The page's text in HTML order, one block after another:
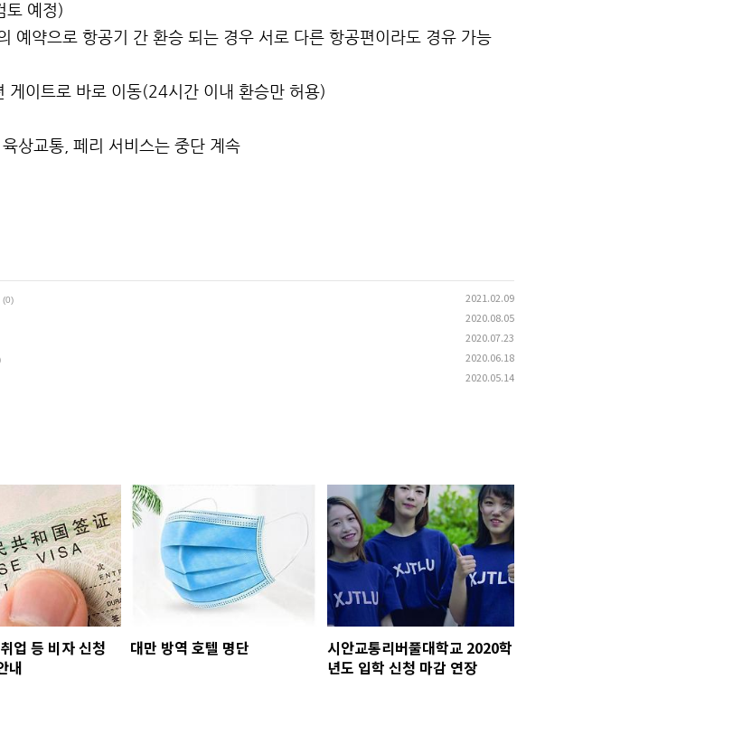
토 예정)
예약으로 항공기 간 환승 되는 경우 서로 다른 항공편이라도 경유 가능
게이트로 바로 이동(24시간 이내 환승만 허용)
상교통, 페리 서비스는 중단 계속
(0) 2021.02.09
2020.08.05
2020.07.23
2020.06.18
2020.05.14
업 등 비자 신청
내
대만 방역 호텔 명단
시안교통리버풀대학교 2020학
년도 입학 신청 마감 연장